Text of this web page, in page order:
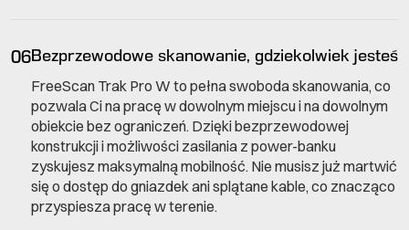
06Bezprzewodowe skanowanie, gdziekolwiek jesteś
FreeScan Trak Pro W to pełna swoboda skanowania, co
pozwala Ci na pracę w dowolnym miejscu i na dowolnym
obiekcie bez ograniczeń. Dzięki bezprzewodowej
konstrukcji i możliwości zasilania z power-banku
zyskujesz maksymalną mobilność. Nie musisz już martwić
się o dostęp do gniazdek ani splątane kable, co znacząco
przyspiesza pracę w terenie.